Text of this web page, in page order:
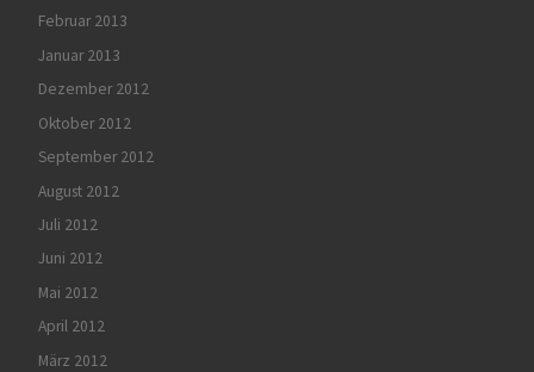
Februar 2013
Januar 2013
Dezember 2012
Oktober 2012
September 2012
August 2012
Juli 2012
Juni 2012
Mai 2012
April 2012
März 2012